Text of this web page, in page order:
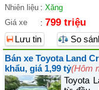
Nhiên liệu : Xăng
Giá xe
: 799 triệu
Lưu tin
So
Bán xe Toyota Land
khẩu, giá 1,99 tỷ(Hôm
Toyota